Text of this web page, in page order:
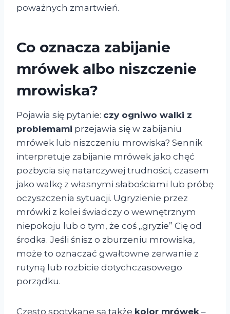
poważnych zmartwień.
Co oznacza zabijanie
mrówek albo niszczenie
mrowiska?
Pojawia się pytanie: czy ogniwo walki z
problemami przejawia się w zabijaniu
mrówek lub niszczeniu mrowiska? Sennik
interpretuje zabijanie mrówek jako chęć
pozbycia się natarczywej trudności, czasem
jako walkę z własnymi słabościami lub próbę
oczyszczenia sytuacji. Ugryzienie przez
mrówki z kolei świadczy o wewnętrznym
niepokoju lub o tym, że coś „gryzie” Cię od
środka. Jeśli śnisz o zburzeniu mrowiska,
może to oznaczać gwałtowne zerwanie z
rutyną lub rozbicie dotychczasowego
porządku.
Często spotykane są także kolor mrówek –